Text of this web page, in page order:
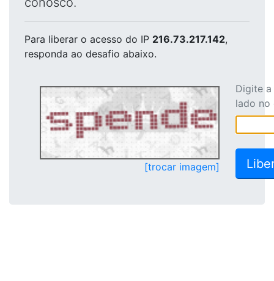
Para liberar o acesso do IP 216.73.217.142,
responda ao desafio abaixo.
[trocar imagem]
Digite
lado no